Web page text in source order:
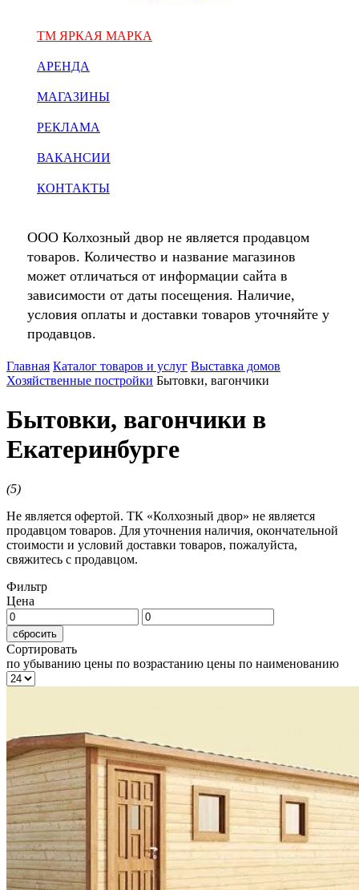
ТМ ЯРКАЯ МАРКА
АРЕНДА
МАГАЗИНЫ
РЕКЛАМА
ВАКАНСИИ
КОНТАКТЫ
ООО Колхозный двор не является продавцом
товаров. Количество и название магазинов
может отличаться от информации сайта в
зависимости от даты посещения. Наличие,
условия оплаты и доставки товаров уточняйте у
продавцов.
Главная Каталог товаров и услуг Выставка домов
Хозяйственные постройки Бытовки, вагончики
Бытовки, вагончики в
Екатеринбурге
(5)
Не является офертой. ТК «Колхозный двор» не является
продавцом товаров. Для уточнения наличия, окончательной
стоимости и условий доставки товаров, пожалуйста,
свяжитесь с продавцом.
Фильтр
Цена
сбросить
Сортировать
по убыванию цены по возрастанию цены по наименованию